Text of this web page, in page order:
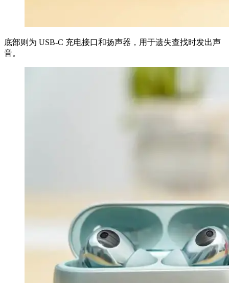
底部则为 USB-C 充电接口和扬声器，用于遗失查找时发出声
音。